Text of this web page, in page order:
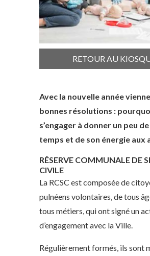
RETOUR AU
Avec la nouvelle année
bonnes résolutions :
s’engager à donner un peu
temps et de son énergie aux
RÉSERVE COMMUNALE DE
CIVILE
La RCSC est composée de
pulnéens volontaires, de tous
tous métiers, qui ont signé un
d’engagement avec la Ville.
Régulièrement formés, ils sont